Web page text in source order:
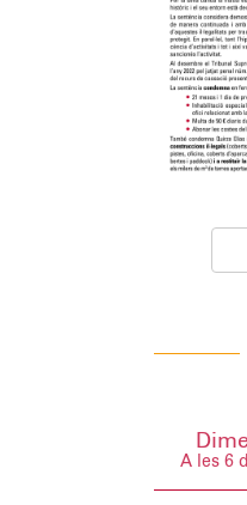
A les 6